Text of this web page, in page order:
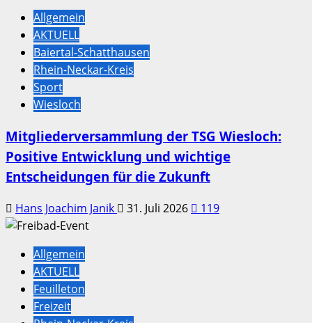
Allgemein
AKTUELL
Baiertal-Schatthausen
Rhein-Neckar-Kreis
Sport
Wiesloch
Mitgliederversammlung der TSG Wiesloch:
Positive Entwicklung und wichtige
Entscheidungen für die Zukunft
Hans Joachim Janik 31. Juli 2026 119
Allgemein
AKTUELL
Feuilleton
Freizeit